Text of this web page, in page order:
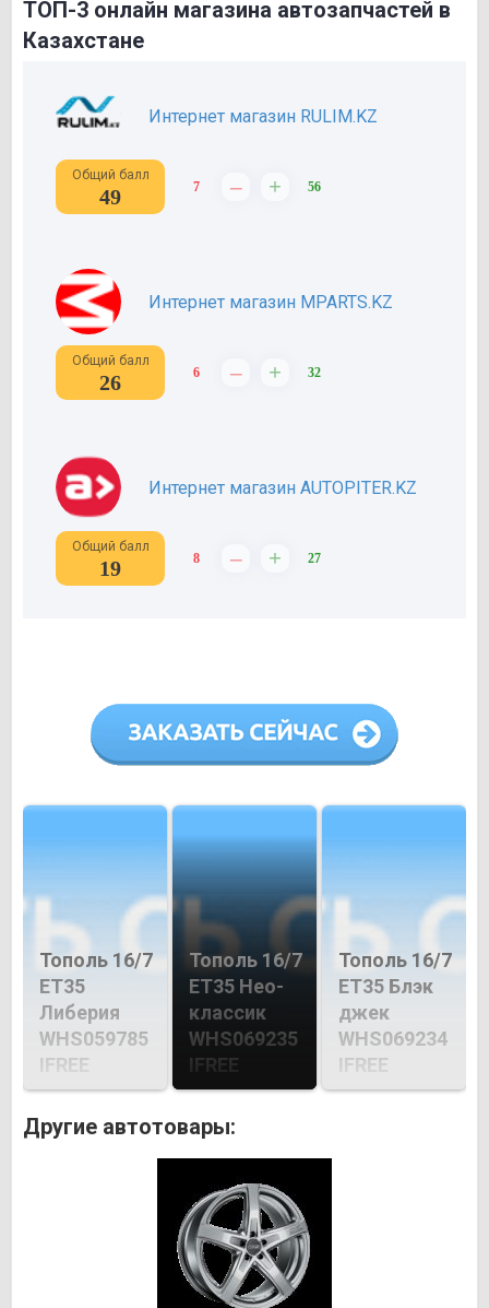
ТОП-3 онлайн магазина автозапчастей в
Казахстане
Интернет магазин RULIM.KZ
Общий балл
49 7 – + 56
Интернет магазин MPARTS.KZ
Общий балл
26 6 – + 32
Интернет магазин AUTOPITER.KZ
Общий балл
19 8 – + 27
Тополь 16/7
ET35
Либерия
WHS059785
IFREE
Тополь 16/7
ET35 Нео-
классик
WHS069235
IFREE
Тополь 16/7
ET35 Блэк
джек
WHS069234
IFREE
Другие автотовары: